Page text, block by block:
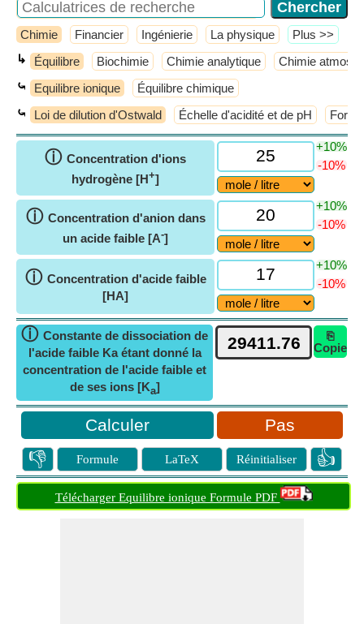
Chimie Financier Ingénierie La physique ​Plus >>
↳ Équilibre Biochimie Chimie analytique Chimie
⤿ Equilibre ionique Équilibre chimique
⤿ Loi de dilution d'Ostwald Échelle d'acidité et de pH Force
ⓘ Concentration d'ions
hydrogène [H+]
+10%
-10%
ⓘ Concentration d'anion dans
un acide faible [A-]
+10%
-10%
ⓘ Concentration d'acide faible
[HA]
+10%
-10%
ⓘ Constante de dissociation de
l'acide faible Ka étant donné la
concentration de l'acide faible et
de ses ions [Ka]
⎘
Copie
Pas
👎 Formule LaTeX Réinitialiser 👍
Télécharger Equilibre ionique Formule PDF